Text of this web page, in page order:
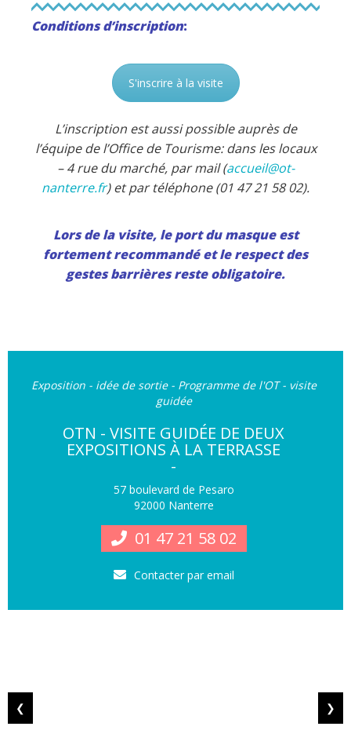
Conditions d’inscription:
S'inscrire à la visite
L’inscription est aussi possible auprès de
l’équipe de l’Office de Tourisme: dans les locaux
– 4 rue du marché, par mail (accueil@ot-
nanterre.fr) et par téléphone (01 47 21 58 02).
Lors de la visite, le port du masque est
fortement recommandé et le respect des
gestes barrières reste obligatoire.
Exposition - idée de sortie - Programme de l'OT - visite
guidée
OTN - VISITE GUIDÉE DE DEUX
EXPOSITIONS À LA TERRASSE
-
57 boulevard de Pesaro
92000 Nanterre
01 47 21 58 02
Contacter par email
❮ ❯